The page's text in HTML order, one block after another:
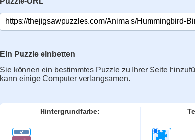
Ein Puzzle einbetten
Sie können ein bestimmtes Puzzle zu Ihrer Seite
kann einige Computer verlangsamen.
Hintergrundfarbe: